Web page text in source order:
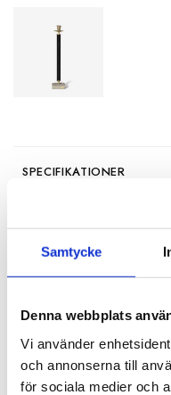
Samtycke
Denna webbplats
Vi använder
och annonserna till
för sociala medier och
SPECIFIKATIONER
Höjd
Material
Färg
BESKRIVNING